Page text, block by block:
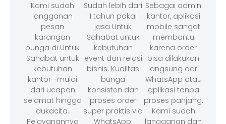
Kami sudah
langganan
pesan
karangan
bunga di Untuk
Sahabat untuk
kebutuhan
kantor—mulai
dari ucapan
selamat hingga
dukacita.
Pelayanannya
Sudah lebih dari
1 tahun pakai
jasa Untuk
Sahabat untuk
kebutuhan
event dan relasi
bisnis. Kualitas
bunga
konsisten dan
proses order
super praktis via
WhatsApp.
Sebagai admin
kantor, aplikasi
mobile sangat
membantu
karena order
bisa dilakukan
langsung dari
WhatsApp atau
aplikasi tanpa
proses panjang.
Kami sudah
langganan dan